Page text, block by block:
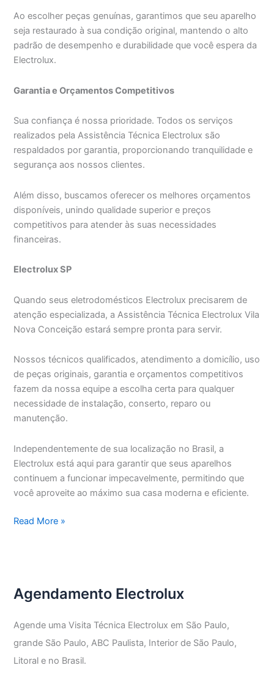
Ao escolher peças genuínas, garantimos que seu aparelho
seja restaurado à sua condição original, mantendo o alto
padrão de desempenho e durabilidade que você espera da
Electrolux.
Garantia e Orçamentos Competitivos
Sua confiança é nossa prioridade. Todos os serviços
realizados pela Assistência Técnica Electrolux são
respaldados por garantia, proporcionando tranquilidade e
segurança aos nossos clientes.
Além disso, buscamos oferecer os melhores orçamentos
disponíveis, unindo qualidade superior e preços
competitivos para atender às suas necessidades
financeiras.
Electrolux SP
Quando seus eletrodomésticos Electrolux precisarem de
atenção especializada, a Assistência Técnica Electrolux Vila
Nova Conceição estará sempre pronta para servir.
Nossos técnicos qualificados, atendimento a domicílio, uso
de peças originais, garantia e orçamentos competitivos
fazem da nossa equipe a escolha certa para qualquer
necessidade de instalação, conserto, reparo ou
manutenção.
Independentemente de sua localização no Brasil, a
Electrolux está aqui para garantir que seus aparelhos
continuem a funcionar impecavelmente, permitindo que
você aproveite ao máximo sua casa moderna e eficiente.
Assistência
Conceição
Read More »
Agendamento Electrolux
Agende uma Visita Técnica Electrolux em São Paulo,
grande São Paulo, ABC Paulista, Interior de São Paulo,
Litoral e no Brasil.